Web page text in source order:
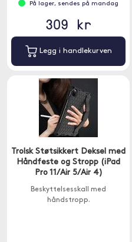
På lager, sendes på mandag
309 kr
Legg i handlekurven
Trolsk Støtsikkert Deksel med
Håndfeste og Stropp (iPad
Pro 11/Air 5/Air 4)
Beskyttelsesskall med
håndstropp.